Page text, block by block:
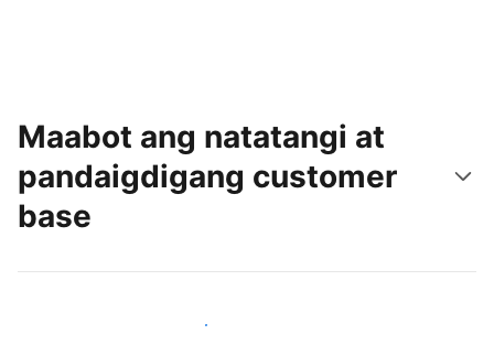
Maabot ang natatangi at
pandaigdigang customer
base
Makaabot ng mga bagong guest ngayon